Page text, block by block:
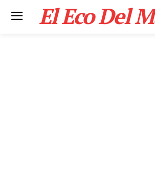
El Eco Del